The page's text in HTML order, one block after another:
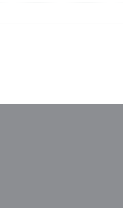
nuova finestra))
una nuova finestra))